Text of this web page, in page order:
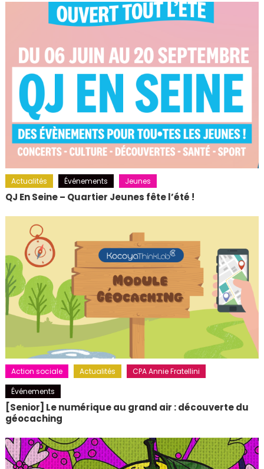
Actualités Événements Jeunes
QJ En Seine – Quartier Jeunes fête l’été !
Action sociale Actualités
CPA Annie Fratellini
Événements
[Senior] Le numérique au grand air : découverte du
géocaching